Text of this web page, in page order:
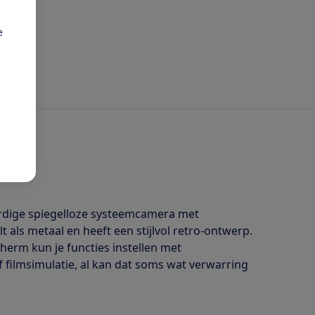
spiegelloze systeemcamera met
als metaal en heeft een stijlvol retro-ontwerp.
kun je functies instellen met
al kan dat soms wat verwarring